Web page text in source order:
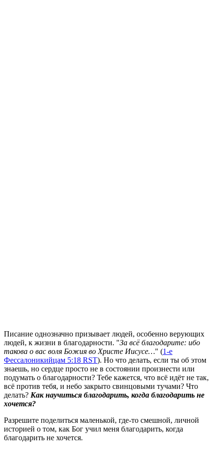
Писание однозначно призывает людей, особенно верующих
людей, к жизни в благодарности. "За всё благодарите: ибо
такова о вас воля Божия во Христе Иисусе…" (1-е
Фессалоникийцам 5:18 RST). Но что делать, если ты об этом
знаешь, но сердце просто не в состоянии произнести или
подумать о благодарности? Тебе кажется, что всё идёт не так,
всё против тебя, и небо закрыто свинцовыми тучами? Что
делать? Как научиться благодарить, когда благодарить не
хочется?
Разрешите поделиться маленькой, где-то смешной, личной
историей о том, как Бог учил меня благодарить, когда
благодарить не хочется.